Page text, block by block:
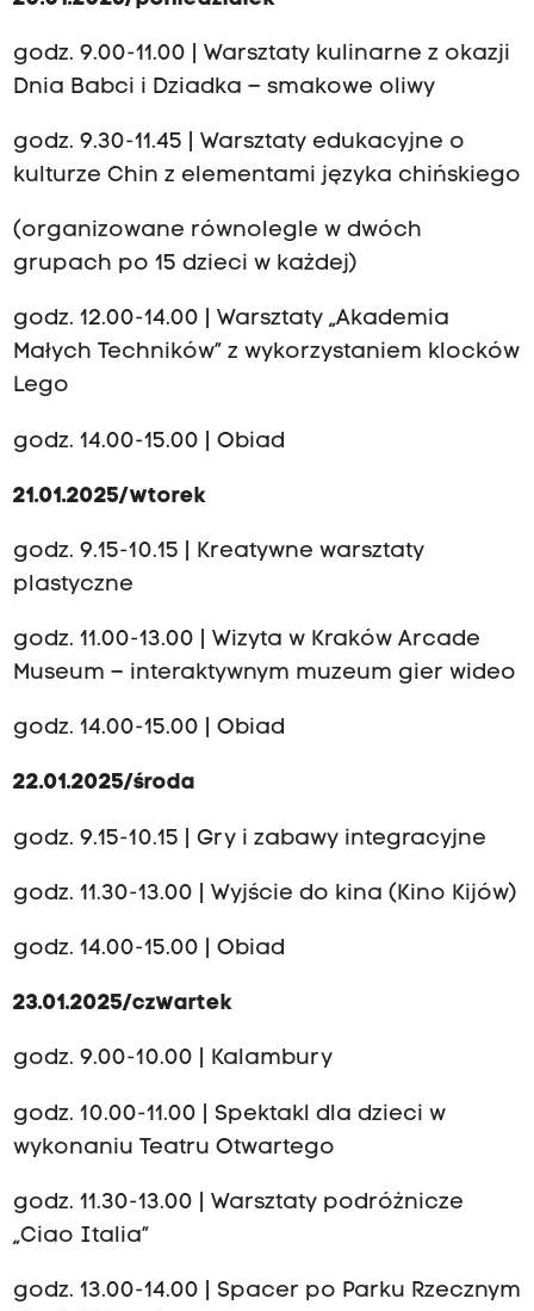
godz. 9.00-11.00 | Warsztaty kulinarne z okazji
Dnia Babci i Dziadka – smakowe oliwy
godz. 9.30-11.45 | Warsztaty edukacyjne o
kulturze Chin z elementami języka chińskiego
(organizowane równolegle w dwóch
grupach po 15 dzieci w każdej)
godz. 12.00-14.00 | Warsztaty „Akademia
Małych Techników” z wykorzystaniem klocków
Lego
godz. 14.00-15.00 | Obiad
21.01.2025/wtorek
godz. 9.15-10.15 | Kreatywne warsztaty
plastyczne
godz. 11.00-13.00 | Wizyta w Kraków Arcade
Museum – interaktywnym muzeum gier wideo
godz. 14.00-15.00 | Obiad
22.01.2025/środa
godz. 9.15-10.15 | Gry i zabawy integracyjne
godz. 11.30-13.00 | Wyjście do kina (Kino Kijów)
godz. 14.00-15.00 | Obiad
23.01.2025/czwartek
godz. 9.00-10.00 | Kalambury
godz. 10.00-11.00 | Spektakl dla dzieci w
wykonaniu Teatru Otwartego
godz. 11.30-13.00 | Warsztaty podróżnicze
„Ciao Italia”
godz. 13.00-14.00 | Spacer po Parku Rzecznym